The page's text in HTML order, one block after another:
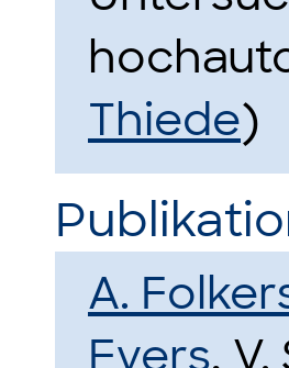
Thiede)
A.
Evers,